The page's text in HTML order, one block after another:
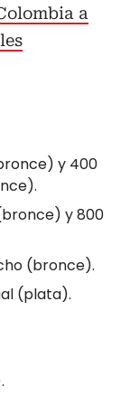
a
y 400
y 800
(bronce).
(plata).